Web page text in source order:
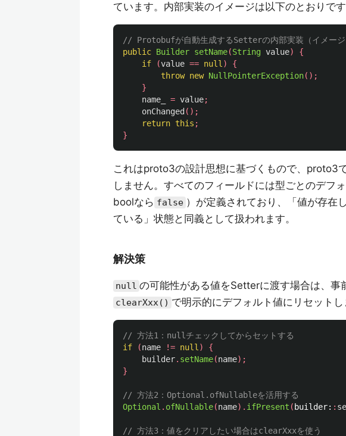
ています。内部実装のイメージは以下のとおりです
// Protobufが自動生成するSetterの内部実装（イメージ
public Builder setName(String value)
{
if
(value == null )
{
throw new NullPointerException();
}
name_
= value;
onChanged ();
return this ;
}
これはproto3の設計思想に基づくもので、proto3
しません。すべてのフィールドには型ごとのデフ
boolなら false ）が定義されており、「値が存在
ている」状態と同義として扱われます。
解決策
null の可能性がある値をSetterに渡す場合は、事
clearXxx() で明示的にデフォルト値にリセットし
// 方法1：nullチェックしてからセットする
if
(name != null )
{
builder. setName(name);
}
// 方法2：Optional.ofNullableを活用する
Optional . ofNullable(name). ifPresent ( builder: :
// 方法3：値をクリアしたい場合はclearXxxを使う